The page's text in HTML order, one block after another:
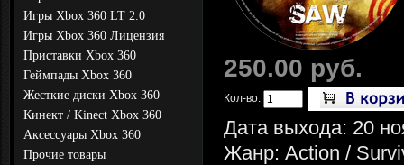
Игры Xbox 360 LT 2.0
Игры Xbox 360 Лицензия
Приставки Xbox 360
Геймпады Xbox 360
Жесткие диски Xbox 360
Кинект / Kinect Xbox 360
Аксессуары Xbox 360
Прочие товары
250.00 руб.
Кол-во:
Дата выхода: 20
Жанр: Action /